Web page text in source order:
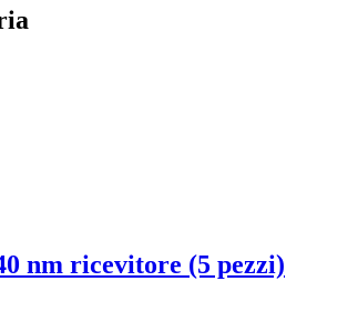
nm ricevitore (5 pezzi)